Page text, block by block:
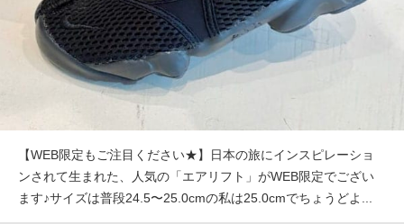
【WEB限定もご注目ください★】日本の旅にインスピレーショ
ンされて生まれた、人気の「エアリフト」がWEB限定でござい
ます♪サイズは普段24.5〜25.0cmの私は25.0cmでちょうどよ...